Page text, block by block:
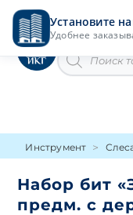
Установите
Удобнее
Перейти
содержимому
товаров
Инструмент
Набор бит
предм. с